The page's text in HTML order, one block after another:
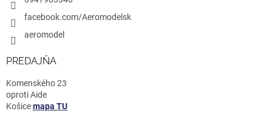
facebook.com/Aeromodelsk
aeromodel
PREDAJŇA
Komenského 23
oproti Aide
Košicemapa TU